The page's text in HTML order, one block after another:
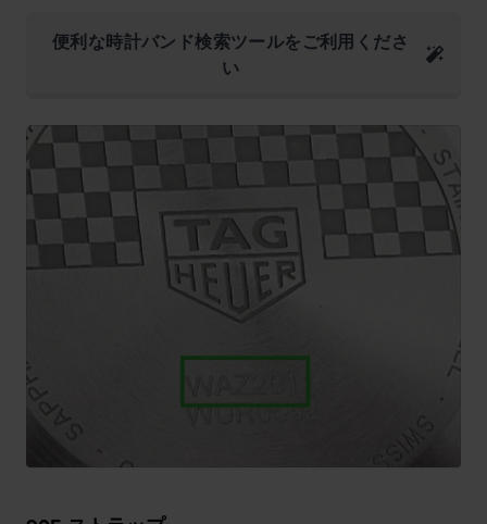
便利な時計バンド検索ツールをご利用くださ
い